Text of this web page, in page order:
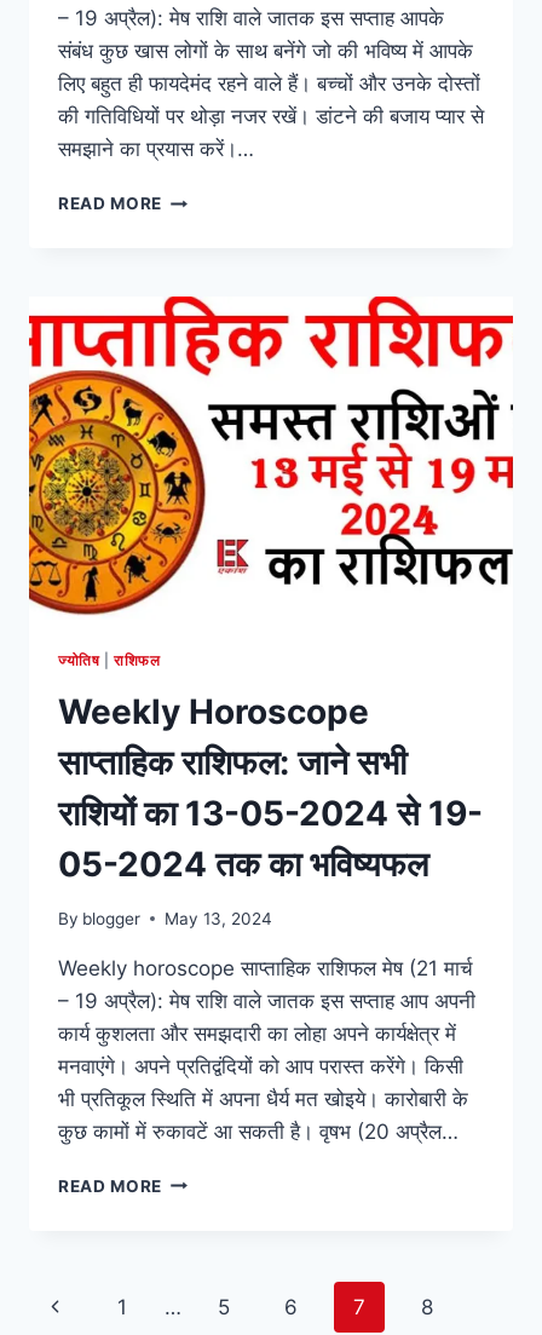
– 19 अप्रैल): मेष राशि वाले जातक इस सप्ताह आपके
संबंध कुछ खास लोगों के साथ बनेंगे जो की भविष्य में आपके
लिए बहुत ही फायदेमंद रहने वाले हैं। बच्चों और उनके दोस्तों
की गतिविधियों पर थोड़ा नजर रखें। डांटने की बजाय प्यार से
समझाने का प्रयास करें।…
READ MORE WEEKLY
जाने
सभी
राशियों
26-
MAY-
2024
से
01-
JUN-
2024
तक
ज्योतिष|राशिफल
Weekly Horoscope
साप्ताहिक राशिफल: जाने सभी
राशियों का 13-05-2024 से 19-
05-2024 तक का भविष्यफल
By blogger May 13, 2024
Weekly horoscope साप्ताहिक राशिफल मेष (21 मार्च
– 19 अप्रैल): मेष राशि वाले जातक इस सप्ताह आप अपनी
कार्य कुशलता और समझदारी का लोहा अपने कार्यक्षेत्र में
मनवाएंगे। अपने प्रतिद्वंदियों को आप परास्त करेंगे। किसी
भी प्रतिकूल स्थिति में अपना धैर्य मत खोइये। कारोबारी के
कुछ कामों में रुकावटें आ सकती है। वृषभ (20 अप्रैल…
READ MORE WEEKLY
Page
Previous
1 … 5 6 7 8